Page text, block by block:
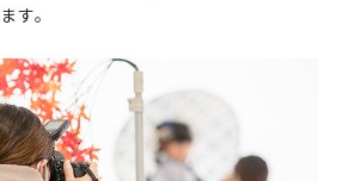
す。